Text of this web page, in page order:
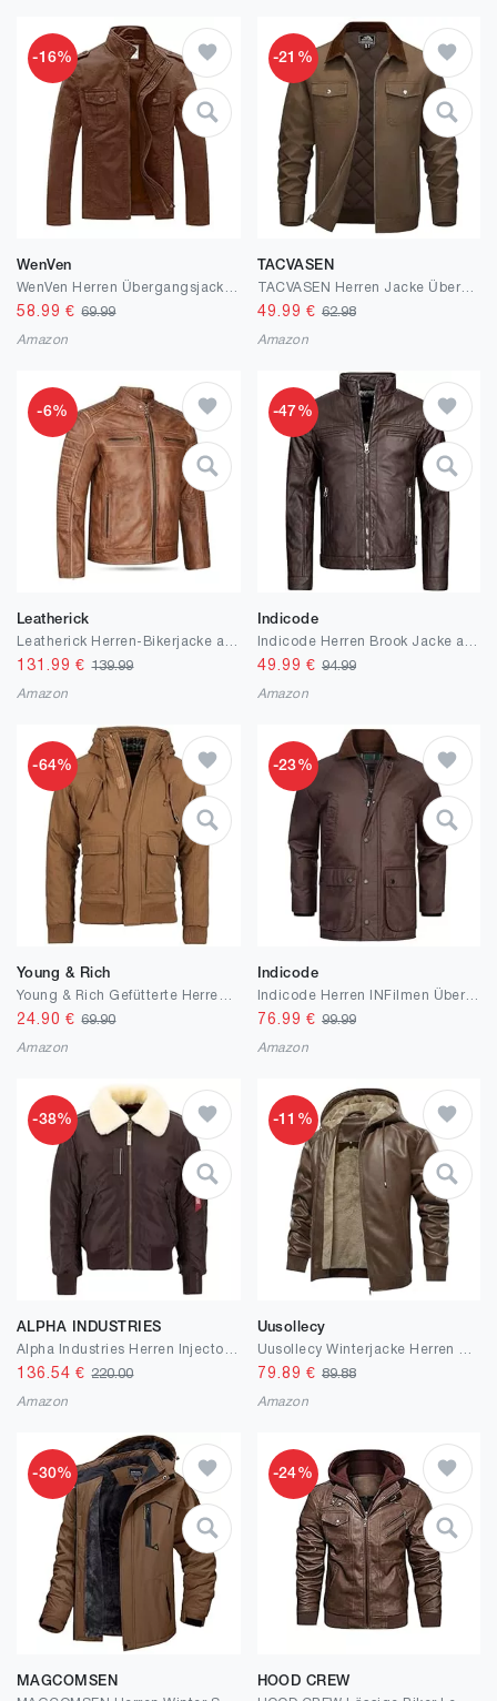
-16%
WenVen
58.99 €69.99
Amazon
-21%
TACVASEN
TACVASEN Herren Jacke Übergangsjacke Corduroy Collar Warme Hemdjacke mit Brusttaschen Freizeit Gefütterte Shacket Winter Herbst
49.99 € 62.98
Amazon
-6%
Leatherick
131.99 €139.99
Amazon
-47%
Indicode
49.99 € 94.99
Amazon
-64%
Young & Rich
24.90 €69.90
Amazon
-23%
Indicode
Indicode Herren INFilmen Übergangsjacke mit 5 Taschen und Umschlagkragen | Winterjacke Herrenjacke Männer
76.99 € 99.99
Amazon
-38%
ALPHA INDUSTRIES
136.54 €220.00
Amazon
-11%
Uusollecy
79.89 € 89.88
Amazon
-30%
MAGCOMSEN
-24%
HOOD CREW